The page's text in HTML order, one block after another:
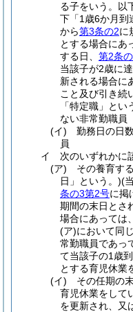
る子をいう。以
下「1歳6か月到
から第3条の2に
とする場合にあ
する日、第2条
当該子が2歳に
新される場合に
こと及び引き続
「特定職」とい
ない非常勤職員
(イ)
勤務日の日
員
イ
次のいずれかに
(ア)
その養育す
日」という。)(
条の3第2号に掲
期間の末日とさ
場合にあっては
(ア)において同
常勤職員であっ
て当該子の1歳
とする育児休業
(イ)
その任期の
育児休業をして
を更新され、又